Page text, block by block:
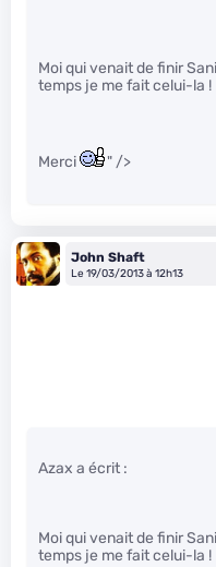
Moi qui venait de finir
temps je me fait celui-la !
Merci " />
John Shaft
Le 19/03/2013 à 12h13
Azax a écrit :
Moi qui venait de finir
temps je me fait celui-la !